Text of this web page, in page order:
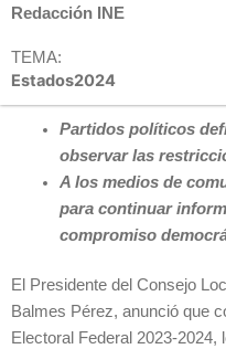
Redacción INE
TEMA:
Estados2024
Partidos políticos
observar las
A los medios de
para continuar
compromiso
El Presidente del Consejo
Balmes Pérez, anunció que
Electoral Federal 2023-